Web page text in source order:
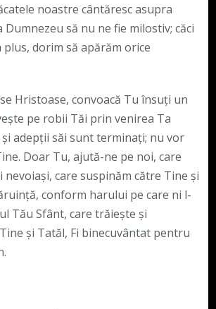
noastre cântăresc asupra
Dumnezeu să nu ne fie milostiv; căci
plus, dorim să apărăm orice
Hristoase, convoacă Tu însuți un
pe robii Tăi prin venirea Ta
adepții săi sunt terminați; nu vor
Doar Tu, ajută-ne pe noi, care
nevoiași, care suspinăm către Tine și
conform harului pe care ni l-
Tău Sfânt, care trăiește și
și Tatăl, Fi binecuvântat pentru